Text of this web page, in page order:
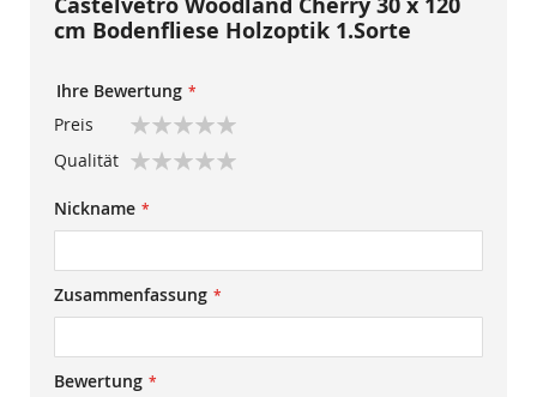
cm Bodenfliese Holzoptik 1.Sorte
Ihre Bewertung
Preis
star
stars
stars
stars
stars
Qualität
star
stars
stars
stars
stars
Nickname
Zusammenfassung
Bewertung